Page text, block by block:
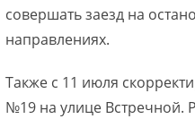
совершать заезд на
направлениях.
Также с 11 июля
№19 на улице Встречной.